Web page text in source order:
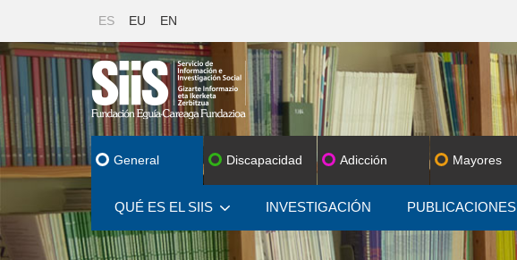
ES EU EN
General
QUÉ ES EL SIIS INVESTIGACIÓN PUBLICACIONES
Discapacidad Adicción Mayores